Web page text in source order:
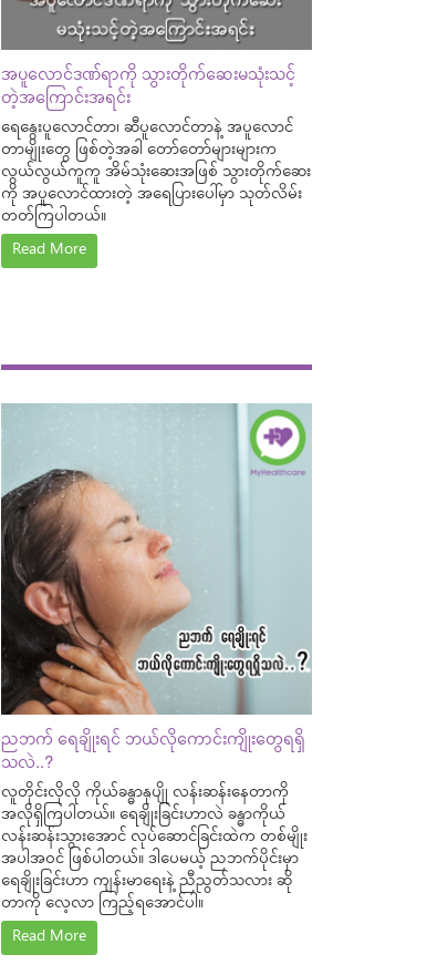
အပူလောင်ဒဏ်ရာကို သွားတိုက်ဆေးမသုံးသင့်
တဲ့အကြောင်းအရင်း
ရေနွေးပူလောင်တာ၊ ဆီပူလောင်တာနဲ့ အပူလောင်
တာမျိုးတွေ ဖြစ်တဲ့အခါ တော်တော်များများက
လွယ်လွယ်ကူကူ အိမ်သုံးဆေးအဖြစ် သွားတိုက်ဆေး
ကို အပူလောင်ထားတဲ့ အရေပြားပေါ်မှာ သုတ်လိမ်း
တတ်ကြပါတယ်။
Read More
ညဘက် ရေချိုးရင် ဘယ်လိုကောင်းကျိုးတွေရရှိ
သလဲ..?
လူတိုင်းလိုလို ကိုယ်ခန္ဓာနုပျို လန်းဆန်းနေတာကို
အလိုရှိကြပါတယ်။ ရေချိုးခြင်းဟာလဲ ခန္ဓာကိုယ်
လန်းဆန်းသွားအောင် လုပ်ဆောင်ခြင်းထဲက တစ်မျိုး
အပါအဝင် ဖြစ်ပါတယ်။ ဒါပေမယ့် ညဘက်ပိုင်းမှာ
ရေချိုးခြင်းဟာ ကျန်းမာရေးနဲ့ ညီညွတ်သလား ဆို
တာကို လေ့လာ ကြည့်ရအောင်ပါ။
Read More